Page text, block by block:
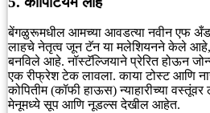
बेंगळुरूमधील आमच्या आवडत्या नवीन एफ अँड
लाहचे नेतृत्व जून टॅन या मलेशियनने केले
बनविले आहे. नॉस्टॅल्जियाने प्रेरित होऊन
एक रीफ्रेश टेक लावला. काया टोस्ट आणि
कोपितीम (कॉफी हाऊस) न्याहारीच्या
मेनूमध्ये सूप आणि नूडल्स देखील आहेत.